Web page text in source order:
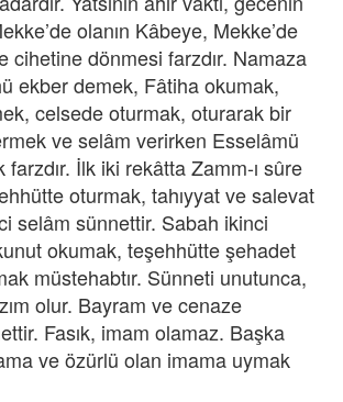
olanın Kâbeye, Mekke’de
cihetine dönmesi farzdır. Namaza
ekber demek, Fâtiha okumak,
celsede oturmak, oturarak bir
ve selâm verirken Esselâmü
İlk iki rekâtta Zamm-ı sûre
oturmak, tahıyyat ve salevat
selâm sünnettir. Sabah ikinci
okumak, teşehhütte şehadet
müstehabtır. Sünneti unutunca,
olur. Bayram ve cenaze
Fasık, imam olamaz. Başka
ve özürlü olan imama uymak